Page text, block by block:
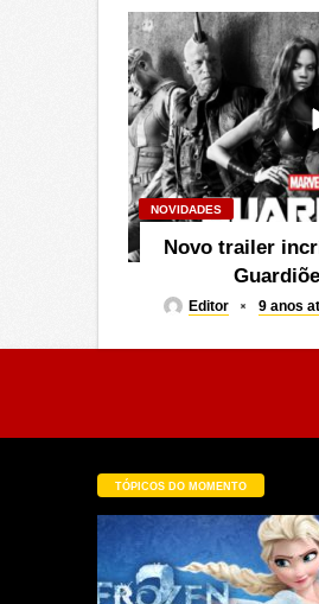
NOVIDADES
Novo trailer
Editor 9 anos
TÓPICOS DO MOMENTO